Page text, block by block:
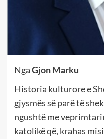
NgaGjon Marku
Historia kulturore e
gjysmës së parë të
ngushtë me
katolikë që, krahas